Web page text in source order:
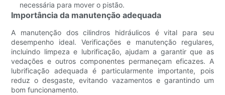
necessária para mover o pistão.
Importância da manutenção adequada
A manutenção dos cilindros hidráulicos é vital para seu
desempenho ideal. Verificações e manutenção regulares,
incluindo limpeza e lubrificação, ajudam a garantir que as
vedações e outros componentes permaneçam eficazes. A
lubrificação adequada é particularmente importante, pois
reduz o desgaste, evitando vazamentos e garantindo um
bom funcionamento.